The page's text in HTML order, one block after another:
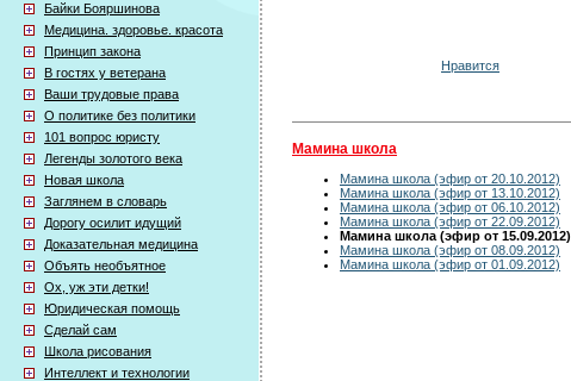
Байки Бояршинова
Медицина. здоровье. красота
Принцип закона
В гостях у ветерана
Ваши трудовые права
О политике без политики
101 вопрос юристу
Легенды золотого века
Новая школа
Заглянем в словарь
Дорогу осилит идущий
Доказательная медицина
Объять необъятное
Ох, уж эти детки!
Юридическая помощь
Сделай сам
Школа рисования
Интеллект и технологии
Нравится
Мамина школа
Мамина школа (эфир от 20.10.2012)
Мамина школа (эфир от 13.10.2012)
Мамина школа (эфир от 06.10.2012)
Мамина школа (эфир от 22.09.2012)
Мамина школа (эфир от 15.09.2012)
Мамина школа (эфир от 08.09.2012)
Мамина школа (эфир от 01.09.2012)